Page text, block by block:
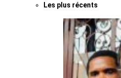
Les plus récents